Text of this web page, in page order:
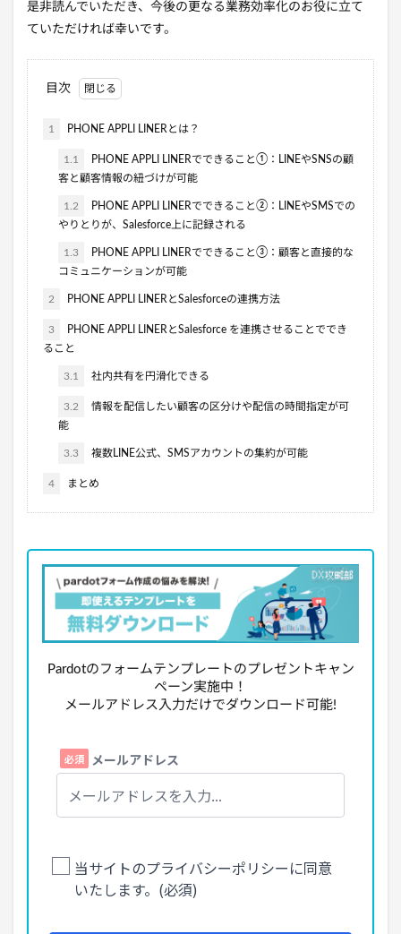
是非読んでいただき、今後の更なる業務効率化のお役に立て
ていただければ幸いです。
目次
1 PHONE APPLI LINERとは？
1.1
PHONE APPLI LINERでできること①：LINEやSNSの顧
客と顧客情報の紐づけが可能
1.2
PHONE APPLI LINERでできること②：LINEやSMSでの
やりとりが、Salesforce上に記録される
1.3
PHONE APPLI LINERでできること③：顧客と直接的な
コミュニケーションが可能
2 PHONE APPLI LINERとSalesforceの連携方法
3
PHONE APPLI LINERとSalesforce を連携させることででき
ること
3.1 社内共有を円滑化できる
3.2
情報を配信したい顧客の区分けや配信の時間指定が可
能
3.3 複数LINE公式、SMSアカウントの集約が可能
4 まとめ
Pardotのフォームテンプレートのプレゼントキャン
ペーン実施中！
メールアドレス入力だけでダウンロード可能!